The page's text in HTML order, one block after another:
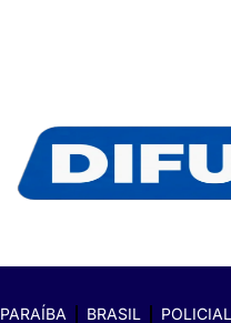
PARAÍBA BRASIL POLICIAL